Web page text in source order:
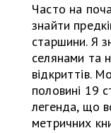
Часто на
знайти
старшини. Я
селянами та
відкриттів.
половині 19
легенда, що
метричних